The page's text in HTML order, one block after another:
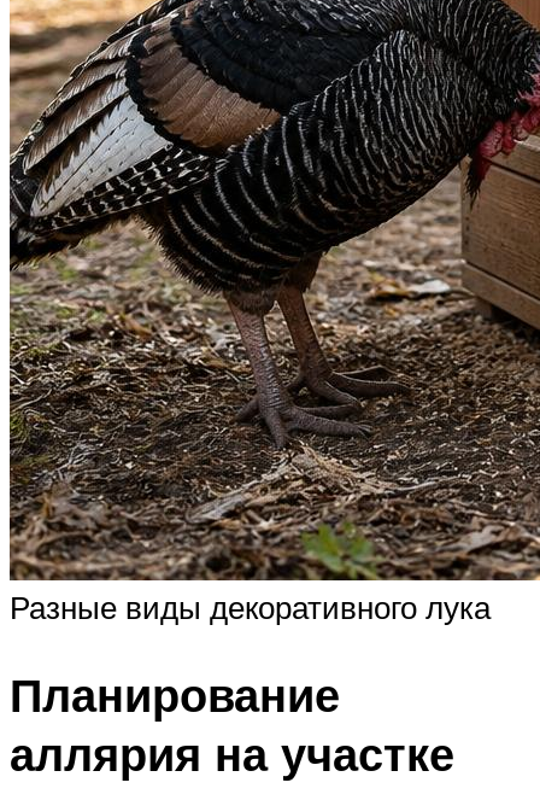
Разные виды декоративного лука
Планирование
аллярия на участке